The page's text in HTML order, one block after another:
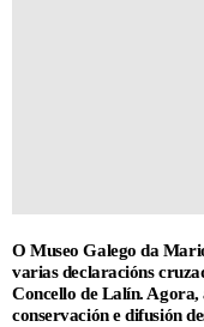
O Museo Galego da
varias declaracións
Concello de Lalín.
conservación e difusión